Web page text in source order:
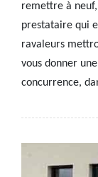
remettre à
prestataire qui
ravaleurs
vous donner
concurrence,